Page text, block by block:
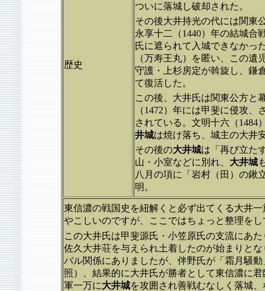
歴史
ついに落城し破却された。
その後大井持光の代には関東
永享十二（1440）年の結城合
氏に遮られて入城できなかっ
（万寿王丸）を匿い、この
守護・上杉房定が斡旋し、鎌
て復活した。
この後、大井氏は関東公方と
（1472）年には甲斐に侵攻
されている。文明十六（1484
井城は焼け落ち、城主の大井
その後の大井城は「再び立た
山・小室などに別れ、 大井城
八月の項に「岩村（田）の鍬
明。
東信濃の戦国史を紐解くと必ず出てくる大井
やこしいのですが、ここではちょっと整理を
この大井氏は甲斐源氏・小笠原氏の支流にあ
佐久大井荘を与えられ土着したのが始まりと
バル関係にありましたが、伴野氏が「霜月騒
照）、結果的に大井氏が勝者として東信濃に
軍一万に大井城を攻囲され善戦むなしく落城